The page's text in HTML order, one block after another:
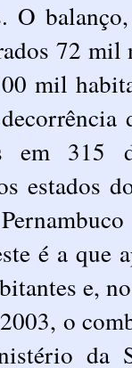
O
72 mil
mil
em
estados
é a que
e,
o
da